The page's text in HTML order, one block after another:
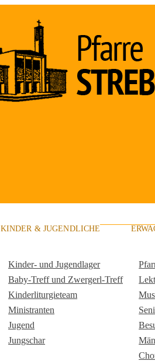
KINDER & JUGENDLICHE
Kinder- und Jugendlager
Baby-Treff und Zwergerl-Treff
Kinderliturgieteam
Ministranten
Jugend
Jungschar